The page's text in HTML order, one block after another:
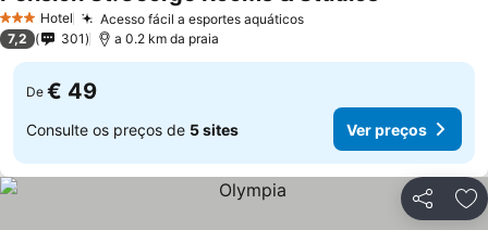
3 EstrelasHotel Acesso fácil a esportes aquáticosVer preços
7,2 301 a 0.2 km da praia
De € 49
Consulte os preços de 5 sites Ver preços
Partilhar